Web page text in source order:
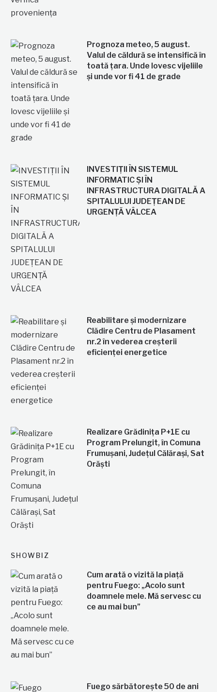
Prognoza meteo, 5 august.
Valul de căldură se intensifică în
toată țara. Unde lovesc vijeliile
și unde vor fi 41 de grade
INVESTIȚII ÎN SISTEMUL
INFORMATIC ȘI ÎN
INFRASTRUCTURA DIGITALĂ A
SPITALULUI JUDEȚEAN DE
URGENȚĂ VÂLCEA
Reabilitare și modernizare
Clădire Centru de Plasament
nr.2 în vederea creșterii
eficienței energetice
Realizare Grădinița P+1E cu
Program Prelungit, în Comuna
Frumușani, Județul Călărași, Sat
Orăști
SHOWBIZ
Cum arată o vizită la piață
pentru Fuego: „Acolo sunt
doamnele mele. Mă servesc cu
ce au mai bun”
Fuego sărbătorește 50 de ani